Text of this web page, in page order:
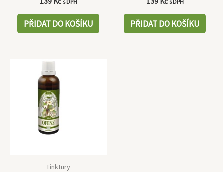
s DPH
PŘIDAT DO KOŠÍKU
s DPH
PŘIDAT DO KOŠÍKU
Tinktury